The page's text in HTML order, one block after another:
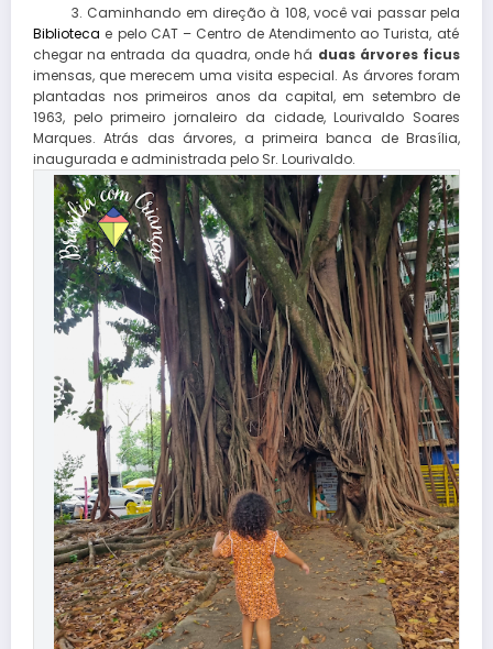
3. Caminhando em direção à 108, você vai passar pela
Biblioteca e pelo CAT – Centro de Atendimento ao Turista, até
chegar na entrada da quadra, onde há duas árvores ficus
imensas, que merecem uma visita especial. As árvores foram
plantadas nos primeiros anos da capital, em setembro de
1963, pelo primeiro jornaleiro da cidade, Lourivaldo Soares
Marques. Atrás das árvores, a primeira banca de Brasília,
inaugurada e administrada pelo Sr. Lourivaldo.